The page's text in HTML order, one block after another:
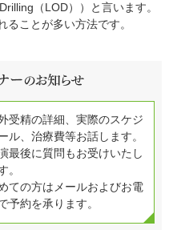
（LOD））と言います。
ことが多い方法です。
受精の詳細、実際のスケジ
ル、治療費等お話します。
最後に質問もお受けいたし
。
ての方はメールおよびお電
予約を承ります。